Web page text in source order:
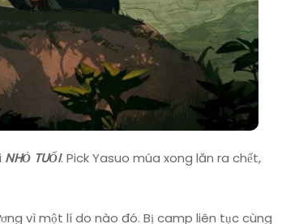
NHỎ TUỔI. Pick Yasuo múa xong lăn ra chết,
vì một lí do nào đó. Bị camp liên tục cùng